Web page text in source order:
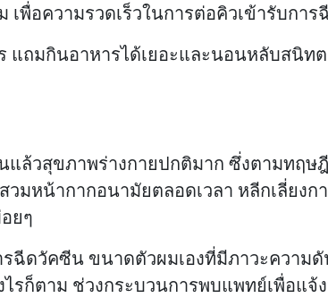
เพื่อความรวดเร็วในการต่อคิวเข้ารับกา
แถมกินอาหารได้เยอะและนอนหลับสนิท
แล้วสุขภาพร่างกายปกติมาก ซึ่งตามทฤ
มหน้ากากอนามัยตลอดเวลา หลีกเลี่ยง
ยๆ
ฉีดวัคซีน ขนาดตัวผมเองที่มีภาวะความ
รก็ตาม ช่วงกระบวนการพบแพทย์เพื่อแจ้